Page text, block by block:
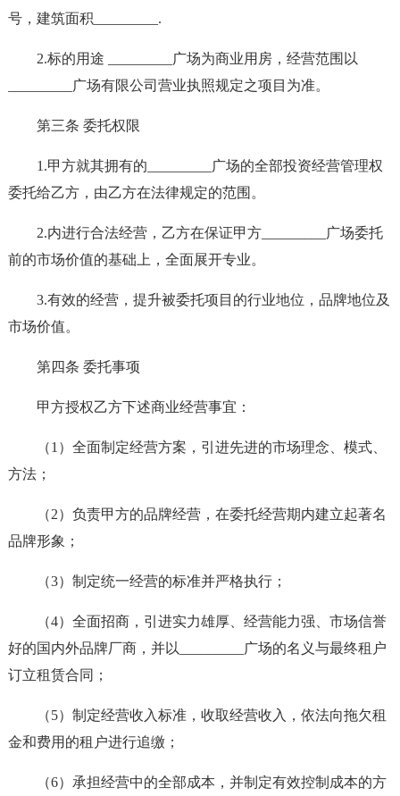
号，建筑面积_________.
2.标的用途 _________广场为商业用房，经营范围以
_________广场有限公司营业执照规定之项目为准。
第三条 委托权限
1.甲方就其拥有的_________广场的全部投资经营管理权
委托给乙方，由乙方在法律规定的范围。
2.内进行合法经营，乙方在保证甲方_________广场委托
前的市场价值的基础上，全面展开专业。
3.有效的经营，提升被委托项目的行业地位，品牌地位及
市场价值。
第四条 委托事项
甲方授权乙方下述商业经营事宜：
（1）全面制定经营方案，引进先进的市场理念、模式、
方法；
（2）负责甲方的品牌经营，在委托经营期内建立起著名
品牌形象；
（3）制定统一经营的标准并严格执行；
（4）全面招商，引进实力雄厚、经营能力强、市场信誉
好的国内外品牌厂商，并以_________广场的名义与最终租户
订立租赁合同；
（5）制定经营收入标准，收取经营收入，依法向拖欠租
金和费用的租户进行追缴；
（6）承担经营中的全部成本，并制定有效控制成本的方